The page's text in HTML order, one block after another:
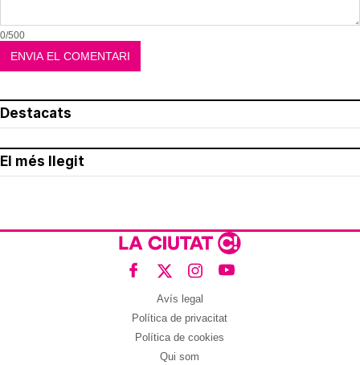
0/500
Destacats
El més llegit
Avís legal
Política de privacitat
Política de cookies
Qui som